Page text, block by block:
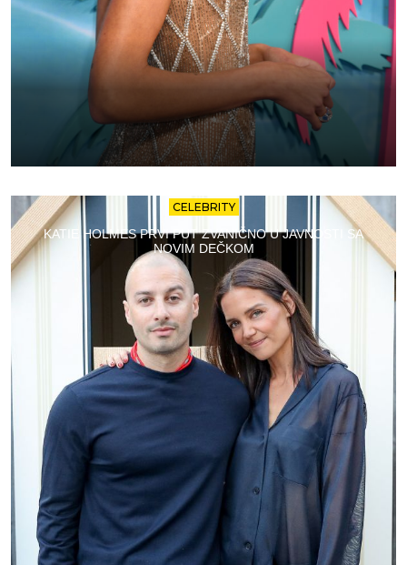
CELEBRITY
KATIE HOLMES PRVI PUT ZVANIČNO U JAVNOSTI SA
NOVIM DEČKOM